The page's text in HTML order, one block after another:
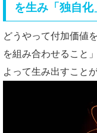
を生み「独自化
どうやって付加価値
を組み合わせること
よって生み出すこと